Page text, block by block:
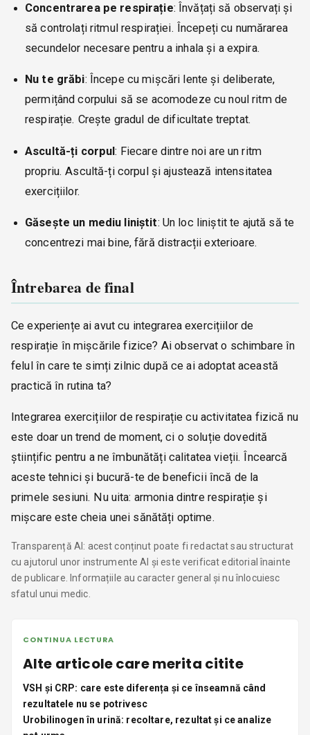
Concentrarea pe respirație: Învățați să observați și
să controlați ritmul respirației. Începeți cu numărarea
secundelor necesare pentru a inhala și a expira.
Nu te grăbi: Începe cu mișcări lente și deliberate,
permițând corpului să se acomodeze cu noul ritm de
respirație. Crește gradul de dificultate treptat.
Ascultă-ți corpul: Fiecare dintre noi are un ritm
propriu. Ascultă-ți corpul și ajustează intensitatea
exercițiilor.
Găsește un mediu liniștit: Un loc liniștit te ajută să te
concentrezi mai bine, fără distracții exterioare.
Întrebarea de final
Ce experiențe ai avut cu integrarea exercițiilor de
respirație în mișcările fizice? Ai observat o schimbare în
felul în care te simți zilnic după ce ai adoptat această
practică în rutina ta?
Integrarea exercițiilor de respirație cu activitatea fizică nu
este doar un trend de moment, ci o soluție dovedită
științific pentru a ne îmbunătăți calitatea vieții. Încearcă
aceste tehnici și bucură-te de beneficii încă de la
primele sesiuni. Nu uita: armonia dintre respirație și
mișcare este cheia unei sănătăți optime.
Transparență AI: acest conținut poate fi redactat sau structurat
cu ajutorul unor instrumente AI și este verificat editorial înainte
de publicare. Informațiile au caracter general și nu înlocuiesc
sfatul unui medic.
CONTINUA LECTURA
Alte articole care merita citite
VSH și CRP: care este diferența și ce înseamnă când
rezultatele nu se potrivesc
Urobilinogen în urină: recoltare, rezultat și ce analize